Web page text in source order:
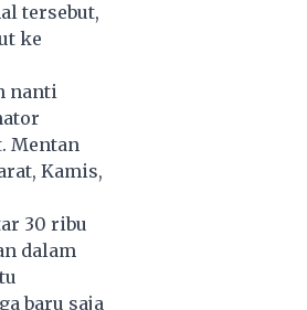
tersebut,
ke
nanti
Mentan
Kamis,
30 ribu
dalam
baru saja